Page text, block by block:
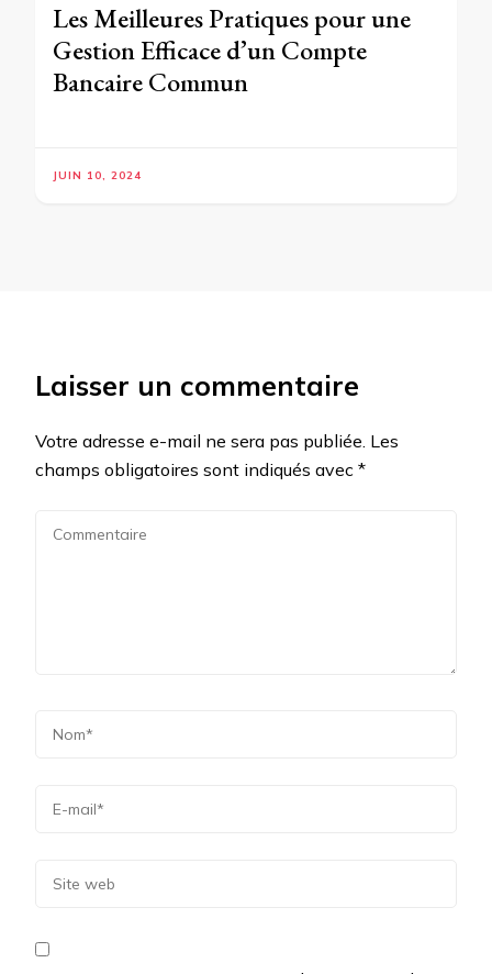
Les Meilleures Pratiques pour une
Gestion Efficace d’un Compte
Bancaire Commun
JUIN 10, 2024
Laisser un commentaire
Votre adresse e-mail ne sera pas publiée. Les
champs obligatoires sont indiqués avec *